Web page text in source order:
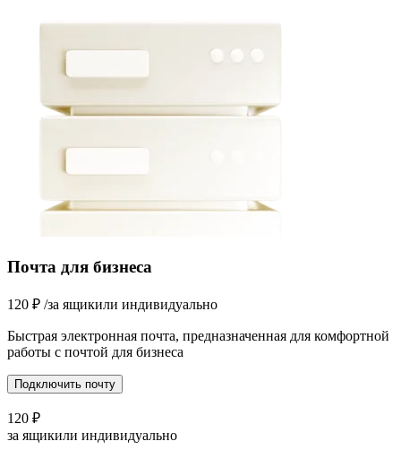
Почта для бизнеса
120 ₽ /за ящикили индивидуально
Быстрая электронная почта, предназначенная для комфортной
работы с почтой для бизнеса
Подключить почту
120 ₽
за ящикили индивидуально